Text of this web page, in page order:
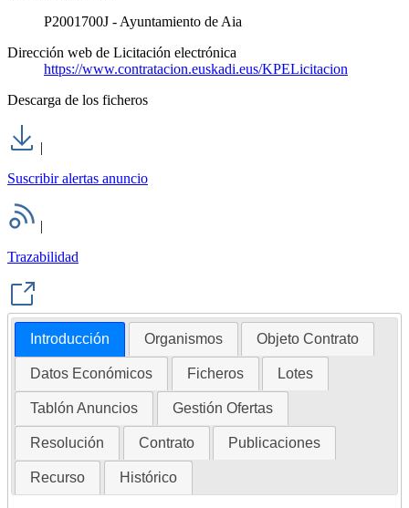
P2001700J - Ayuntamiento de Aia
Dirección web de Licitación electrónica
https://www.contratacion.euskadi.eus/KPELicitacion
Descarga de los ficheros
|
Suscribir alertas anuncio
|
Trazabilidad
Introducción Organismos Objeto Contrato
Datos Económicos Ficheros Lotes
Tablón Anuncios Gestión Ofertas
Resolución Contrato Publicaciones
Recurso Histórico